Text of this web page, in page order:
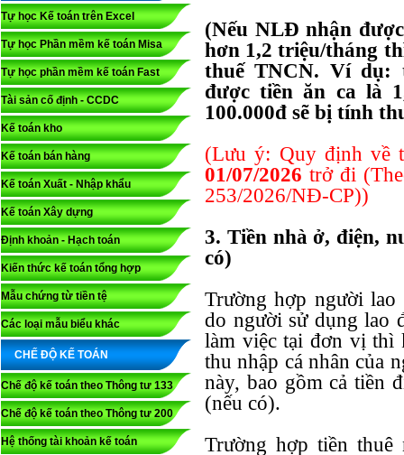
Tự học Kế toán trên Excel
Tự học Phần mềm kế toán Misa
Tự học phần mềm kế toán Fast
Tài sản cố định - CCDC
Kế toán kho
Kế toán bán hàng
Kế toán Xuất - Nhập khẩu
Kế toán Xây dựng
Định khoản - Hạch toán
Kiến thức kế toán tổng hợp
Mẫu chứng từ tiền tệ
Các loại mẫu biểu khác
CHẾ ĐỘ KẾ TOÁN
Chế độ kế toán theo Thông tư 133
Chế độ kế toán theo Thông tư 200
Hệ thống tài khoản kế toán
(Nếu NLĐ nhận
hơn 1,2 triệu/tháng
thuế TNCN. Ví dụ:
được tiền ăn ca là
100.000đ sẽ bị tính
(Lưu ý: Quy định về
01/07/2026trở đi
253/2026/NĐ-CP))
3. Tiền nhà ở, điện,
có)
Trường hợp người
do người sử dụng lao
làm việc tại đơn vị thì
thu nhập cá nhân của
này, bao gồm cả tiền
(nếu có).
Trường hợp tiền